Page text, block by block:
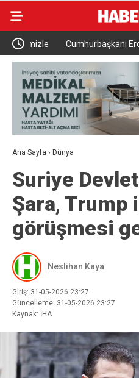
Cumhurbaşkanı Erdoğan ve
Duran’dan Anafartalar Mesajı
Ana Sayfa › Dünya
Suriye
Şara, Trump
görüşmesi
Neslihan Kaya
Giriş: 31-05-2026 23:27
Güncelleme: 31-05-2026 23:27
Kaynak: İHA